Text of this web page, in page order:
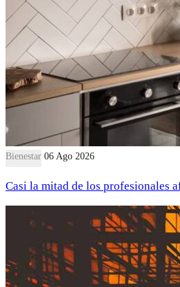
Bienestar 06 Ago 2026
Casi la mitad de los profesionales